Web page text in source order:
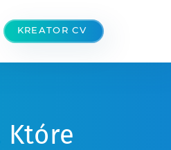
KREATOR CV
Które